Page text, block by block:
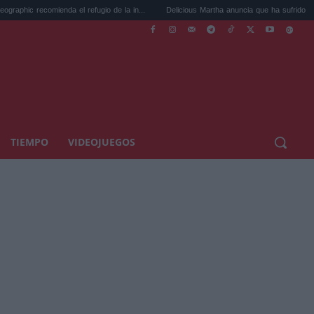
el refugio de la in... Delicious Martha anuncia que ha sufrido un aborto ...
TIEMPO VIDEOJUEGOS